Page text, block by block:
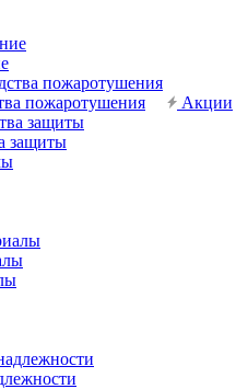
пожаротушения
защиты
Акции